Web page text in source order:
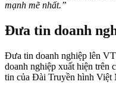
mạnh mẽ nhất.”
Đưa tin doanh
Đưa tin doanh nghiệp lên
doanh nghiệp xuất hiện trên
tin của Đài Truyền hình Việt